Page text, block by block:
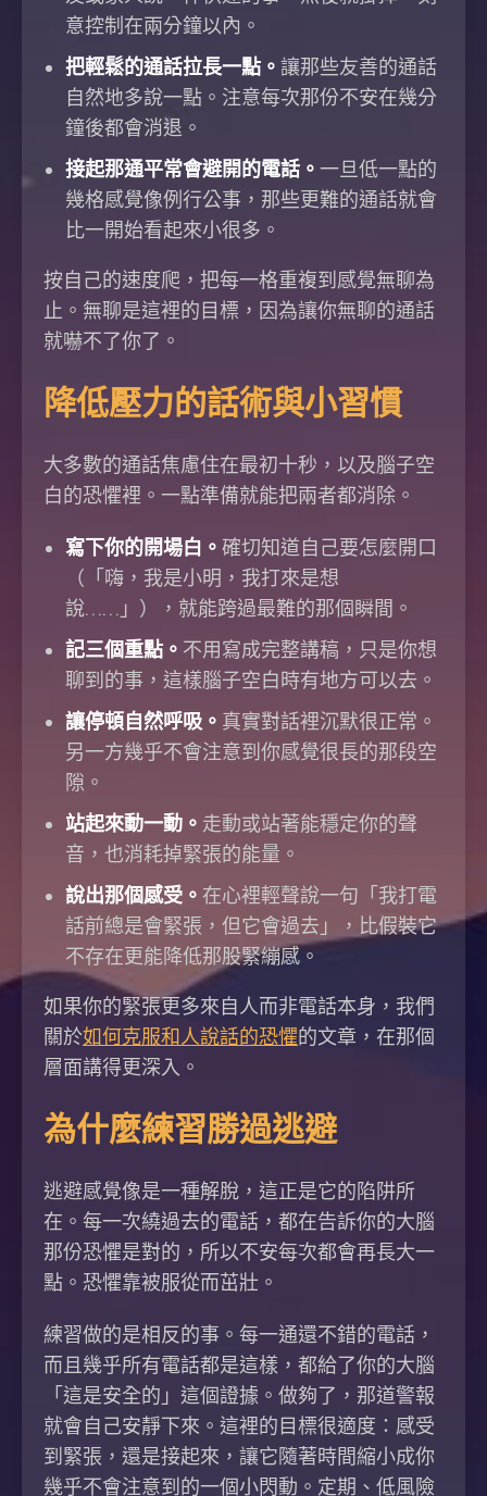
意控制在兩分鐘以內。
把輕鬆的通話拉長一點。 讓那些友善的通話
自然地多說一點。注意每次那份不安在幾分
鐘後都會消退。
接起那通平常會避開的電話。 一旦低一點的
幾格感覺像例行公事，那些更難的通話就會
比一開始看起來小很多。
按自己的速度爬，把每一格重複到感覺無聊為
止。無聊是這裡的目標，因為讓你無聊的通話
就嚇不了你了。
降低壓力的話術與小習慣
大多數的通話焦慮住在最初十秒，以及腦子空
白的恐懼裡。一點準備就能把兩者都消除。
寫下你的開場白。 確切知道自己要怎麼開口
（「嗨，我是小明，我打來是想
說……」），就能跨過最難的那個瞬間。
記三個重點。 不用寫成完整講稿，只是你想
聊到的事，這樣腦子空白時有地方可以去。
讓停頓自然呼吸。 真實對話裡沉默很正常。
另一方幾乎不會注意到你感覺很長的那段空
隙。
站起來動一動。 走動或站著能穩定你的聲
音，也消耗掉緊張的能量。
說出那個感受。 在心裡輕聲說一句「我打電
話前總是會緊張，但它會過去」，比假裝它
不存在更能降低那股緊繃感。
如果你的緊張更多來自人而非電話本身，我們
關於如何克服和人說話的恐懼的文章，在那個
層面講得更深入。
為什麼練習勝過逃避
逃避感覺像是一種解脫，這正是它的陷阱所
在。每一次繞過去的電話，都在告訴你的大腦
那份恐懼是對的，所以不安每次都會再長大一
點。恐懼靠被服從而茁壯。
練習做的是相反的事。每一通還不錯的電話，
而且幾乎所有電話都是這樣，都給了你的大腦
「這是安全的」這個證據。做夠了，那道警報
就會自己安靜下來。這裡的目標很適度：感受
到緊張，還是接起來，讓它隨著時間縮小成你
幾乎不會注意到的一個小閃動。定期、低風險